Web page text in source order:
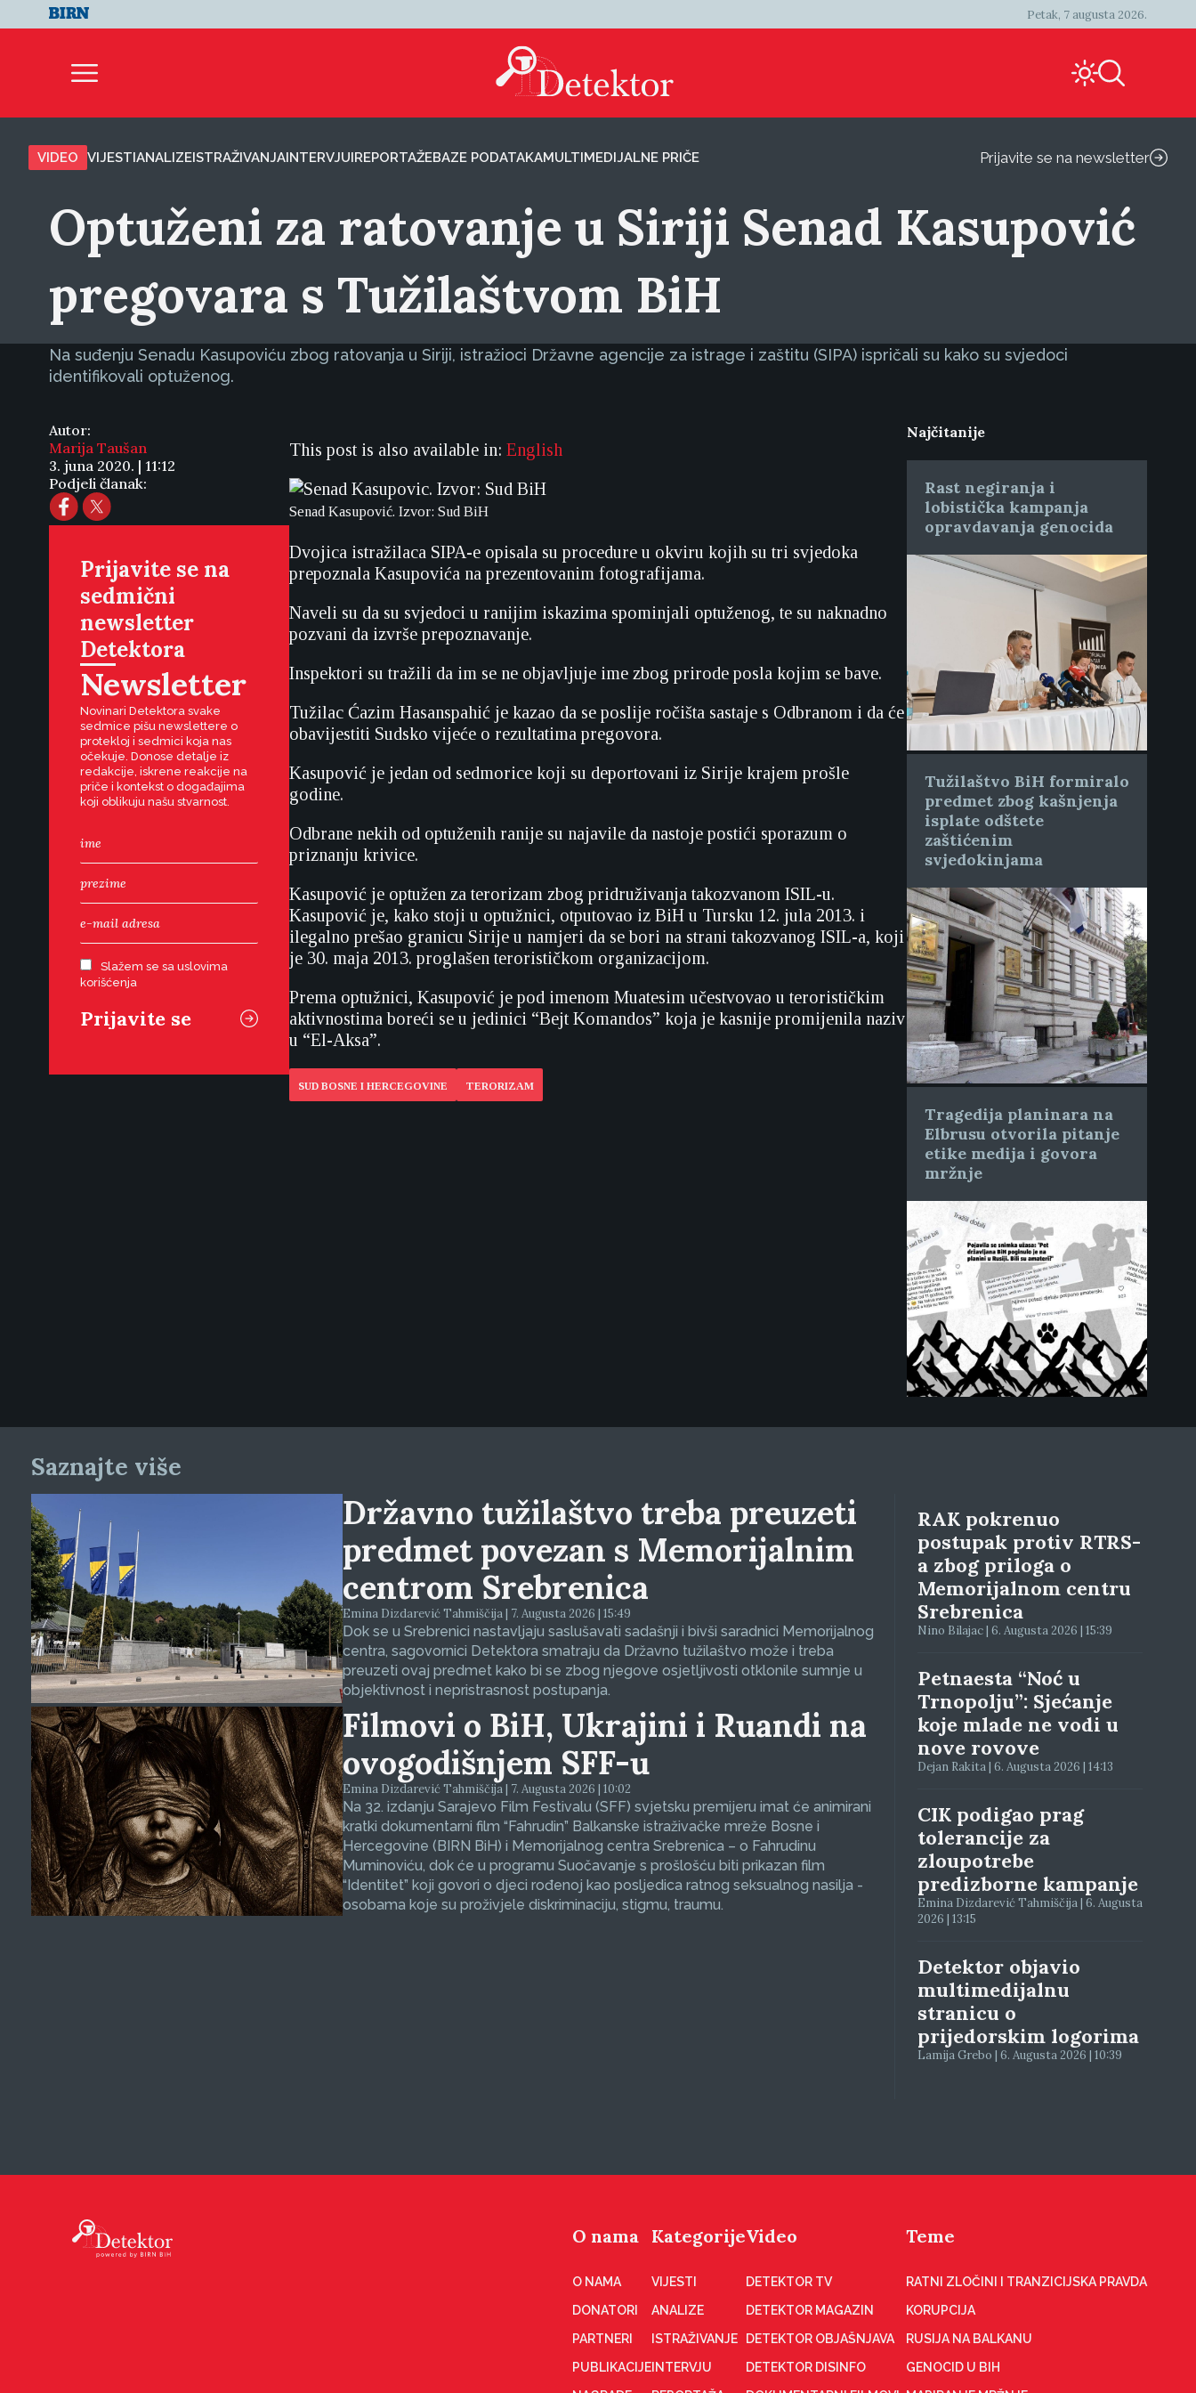
Petak, 7 augusta 2026.
VIDEO VIJESTIANALIZEISTRAŽIVANJAINTERVJUIREPORTAŽEBAZE PODATAKAMULTIMEDIJALNE PRIČE Prijavite se na newsletter
Optuženi za ratovanje u Siriji Senad Kasupović
pregovara s Tužilaštvom BiH
Na suđenju Senadu Kasupoviću zbog ratovanja u Siriji, istražioci Državne agencije za istrage i zaštitu (SIPA) ispričali su kako su svjedoci
identifikovali optuženog.
Autor:
Marija Taušan
3. juna 2020. | 11:12
Podjeli članak:
Prijavite se na
sedmični
newsletter
Detektora
Newsletter
Novinari Detektora svake
sedmice pišu newslettere o
protekloj i sedmici koja nas
očekuje. Donose detalje iz
redakcije, iskrene reakcije na
priče i kontekst o događajima
koji oblikuju našu stvarnost.
Slažem se sa uslovima
korišćenja
This post is also available in: English
Senad Kasupović. Izvor: Sud BiH
Dvojica istražilaca SIPA-e opisala su procedure u okviru kojih su tri svjedoka
prepoznala Kasupovića na prezentovanim fotografijama.
Naveli su da su svjedoci u ranijim iskazima spominjali optuženog, te su naknadno
pozvani da izvrše prepoznavanje.
Inspektori su tražili da im se ne objavljuje ime zbog prirode posla kojim se bave.
Tužilac Ćazim Hasanspahić je kazao da se poslije ročišta sastaje s Odbranom i da će
obavijestiti Sudsko vijeće o rezultatima pregovora.
Kasupović je jedan od sedmorice koji su deportovani iz Sirije krajem prošle
godine.
Odbrane nekih od optuženih ranije su najavile da nastoje postići sporazum o
priznanju krivice.
Kasupović je optužen za terorizam zbog pridruživanja takozvanom ISIL-u.
Kasupović je, kako stoji u optužnici, otputovao iz BiH u Tursku 12. jula 2013. i
ilegalno prešao granicu Sirije u namjeri da se bori na strani takozvanog ISIL-a, koji
je 30. maja 2013. proglašen terorističkom organizacijom.
Prema optužnici, Kasupović je pod imenom Muatesim učestvovao u terorističkim
aktivnostima boreći se u jedinici “Bejt Komandos” koja je kasnije promijenila naziv
u “El-Aksa”.
SUD BOSNE I HERCEGOVINE TERORIZAM
Najčitanije
Rast negiranja i
lobistička kampanja
opravdavanja genocida
Tužilaštvo BiH formiralo
predmet zbog kašnjenja
isplate odštete
zaštićenim
svjedokinjama
Tragedija planinara na
Elbrusu otvorila pitanje
etike medija i govora
mržnje
Saznajte više
Državno tužilaštvo treba preuzeti
predmet povezan s Memorijalnim
centrom Srebrenica
Emina Dizdarević Tahmiščija | 7. Augusta 2026 | 15:49
Dok se u Srebrenici nastavljaju saslušavati sadašnji i bivši saradnici Memorijalnog
centra, sagovornici Detektora smatraju da Državno tužilaštvo može i treba
preuzeti ovaj predmet kako bi se zbog njegove osjetljivosti otklonile sumnje u
objektivnost i nepristrasnost postupanja.
Filmovi o BiH, Ukrajini i Ruandi na
ovogodišnjem SFF-u
Emina Dizdarević Tahmiščija | 7. Augusta 2026 | 10:02
Na 32. izdanju Sarajevo Film Festivalu (SFF) svjetsku premijeru imat će animirani
kratki dokumentarni film “Fahrudin” Balkanske istraživačke mreže Bosne i
Hercegovine (BIRN BiH) i Memorijalnog centra Srebrenica – o Fahrudinu
Muminoviću, dok će u programu Suočavanje s prošlošću biti prikazan film
“Identitet” koji govori o djeci rođenoj kao posljedica ratnog seksualnog nasilja -
osobama koje su proživjele diskriminaciju, stigmu, traumu.
RAK pokrenuo
postupak protiv RTRS-
a zbog priloga o
Memorijalnom centru
Srebrenica
Nino Bilajac | 6. Augusta 2026 | 15:39
Petnaesta “Noć u
Trnopolju”: Sjećanje
koje mlade ne vodi u
nove rovove
Dejan Rakita | 6. Augusta 2026 | 14:13
CIK podigao prag
tolerancije za
zloupotrebe
predizborne kampanje
Emina Dizdarević Tahmiščija | 6. Augusta
2026 | 13:15
Detektor objavio
multimedijalnu
stranicu o
prijedorskim logorima
Lamija Grebo | 6. Augusta 2026 | 10:39
O nama
O NAMA
DONATORI
PARTNERI
PUBLIKACIJE
Kategorije
VIJESTI
ANALIZE
ISTRAŽIVANJE
INTERVJU
Video
DETEKTOR TV
DETEKTOR MAGAZIN
DETEKTOR OBJAŠNJAVA
DETEKTOR DISINFO
Teme
RATNI ZLOČINI I TRANZICIJSKA PRAVDA
KORUPCIJA
RUSIJA NA BALKANU
GENOCID U BIH